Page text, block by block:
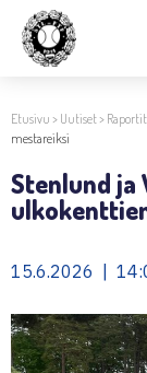
Etusivu > Uutiset> Raportit
mestareiksi
Stenlund ja
15.6.2026 |